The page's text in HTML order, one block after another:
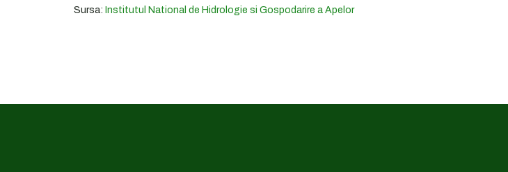
Sursa: Institutul National de Hidrologie si Gospodarire a Apelor